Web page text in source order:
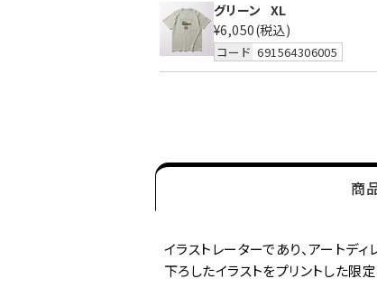
グリーン XL
¥6,050(税込)
コード 691564306005
商
イラストレーターであり、アートデ
下ろしたイラストをプリントした限定